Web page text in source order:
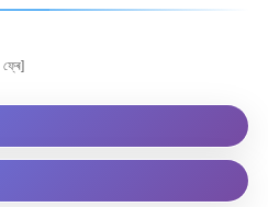
ফ্ৰে]